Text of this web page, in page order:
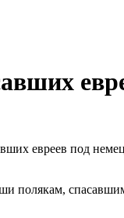
евреев под
полякам,